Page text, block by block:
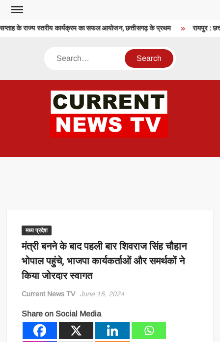
Skip
contentके राज्य स्तरीय कार्यक्रम का सफल आयोजन, छत्तीसगढ़ के प्रथम रायपुर :
Search
मध्य प्रदेश
मंत्री बनने के बाद पहली बार शिवराज सिंह चौहान
भोपाल पहुंचे, भाजपा कार्यकर्ताओं और समर्थकों ने
किया जोरदार स्वागत
Current News TV June 16, 2024
Share on Social Media